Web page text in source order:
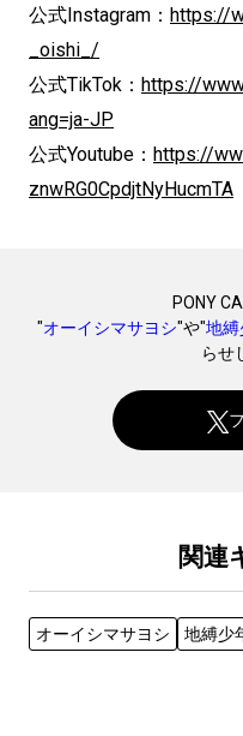
公式Instagram： https://
_oishi_/
公式TikTok： https://
ang=ja-JP
公式Youtube： https://
znwRG0CpdjtNyHucmTA
PONY
"オーイシマサヨシ"や"地縛
らせ
関連
オーイシマサヨシ 地縛少